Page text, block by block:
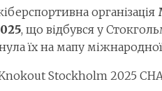
організація
, що відбувся у
їх на мапу
Stockholm 2025